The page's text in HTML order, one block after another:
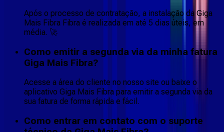
Após o processo de contratação, a instalação da Giga
Mais Fibra Fibra é realizada em até 5 dias úteis, em
média. 🚀
Como emitir a segunda via da minha fatura
Giga Mais Fibra?
Acesse a área do cliente no nosso site ou baixe o
aplicativo Giga Mais Fibra para emitir a segunda via da
sua fatura de forma rápida e fácil.
Como entrar em contato com o suporte